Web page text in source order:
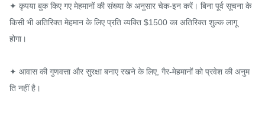
✦ कृपया बुक किए गए मेहमानों की संख्या के अनुसार चेक-इन करें। बिना पूर्व सूचना के
किसी भी अतिरिक्त मेहमान के लिए प्रति व्यक्ति $1500 का अतिरिक्त शुल्क लागू
होगा।
✦ आवास की गुणवत्ता और सुरक्षा बनाए रखने के लिए, गैर-मेहमानों को प्रवेश की अनुम
ति नहीं है।